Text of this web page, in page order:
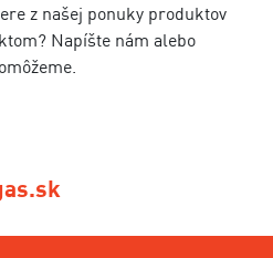
z našej ponuky produktov
Napíšte nám alebo